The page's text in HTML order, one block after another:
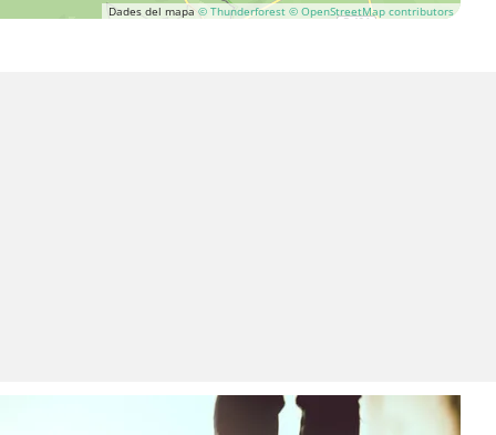
Dades del mapa © Thunderforest © OpenStreetMap contributors